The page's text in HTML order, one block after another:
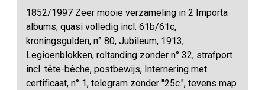
1852/1997 Zeer mooie verzameling in 2 Importa
albums, quasi volledig incl. 61b/61c,
kroningsgulden, n° 80, Jubileum, 1913,
Legioenblokken, roltanding zonder n° 32, strafport
incl. tête-bêche, postbewijs, Internering met
certificaat, n° 1, telegram zonder "25c.", tevens map